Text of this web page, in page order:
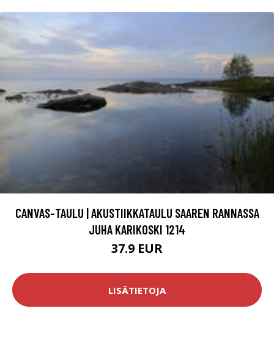
CANVAS-TAULU | AKUSTIIKKATAULU SAAREN RANNASSA
JUHA KARIKOSKI 1214
37.9 EUR
LISÄTIETOJA